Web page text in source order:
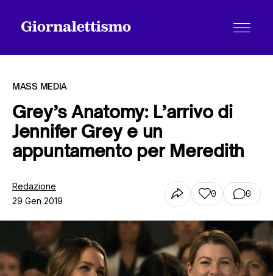
Tutti gli articoli
Chi siamo
Contatti
MASS MEDIA
Grey’s Anatomy: L’arrivo di
Jennifer Grey e un
appuntamento per Meredith
Redazione
29 Gen 2019
0 0